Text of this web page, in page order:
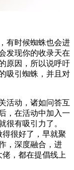
有时候蜘蛛也会进
发现你的收录天在
原因，所以说呼吁
吸引蜘蛛，并且对
活动，诸如问答互
，在活动中加入一
很有吸引力了。
很好了，早就聚
，深度融合，进
，都在提倡线上